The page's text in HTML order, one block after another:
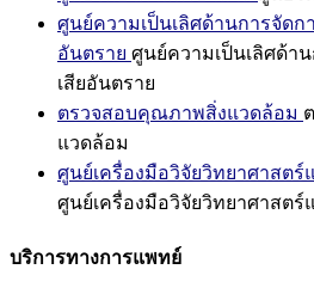
ศูนย์ความเป็นเลิศด้านการจัดก
อันตราย ศูนย์ความเป็นเลิศด้า
เสียอันตราย
ตรวจสอบคุณภาพสิ่งแวดล้อม
แวดล้อม
ศูนย์เครื่องมือวิจัยวิทยาศาสตร์
ศูนย์เครื่องมือวิจัยวิทยาศาสตร์
บริการทางการแพทย์